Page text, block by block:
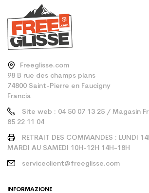
Freeglisse.com
98 B rue des champs plans
74800 Saint-Pierre en Faucigny
Francia
Site web : 04 50 07 13 25 / Magasin
85 22 11 04
RETRAIT DES COMMANDES : LUNDI
MARDI AU SAMEDI 10H-12H 14H-18H
serviceclient@freeglisse.com
INFORMAZIONE